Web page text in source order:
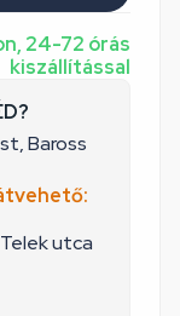
24-72 órás
kiszállítással
Baross
utca